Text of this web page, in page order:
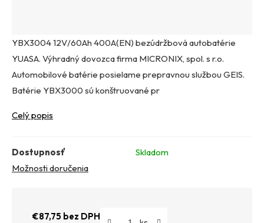
YBX3004 12V/60Ah 400A(EN) bezúdržbová autobatérie
YUASA. Výhradný dovozca firma MICRONIX, spol. s r.o.
Automobilové batérie posielame prepravnou službou GEIS.
Batérie YBX3000 sú konštruované pr
Celý popis
Dostupnosť
Skladom
Možnosti doručenia
€87,75 bez DPH